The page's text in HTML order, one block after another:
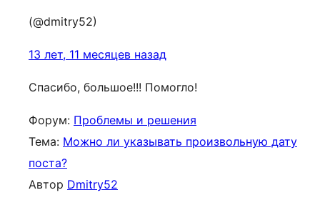
(@dmitry52)
13 лет, 11 месяцев назад
Спасибо, большое!!! Помогло!
Форум: Проблемы и решения
Тема: Можно ли указывать произвольную дату
поста?
Автор Dmitry52